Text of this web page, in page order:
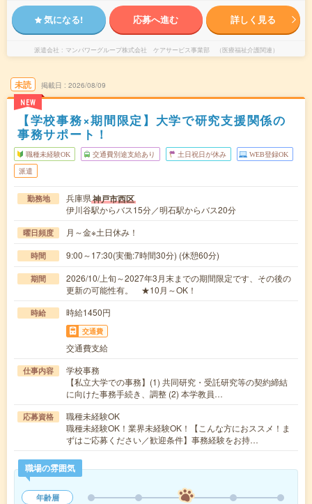
気になる! 応募へ進む 詳しく見る
派遣会社 マンパワーグループ株式会社 ケアサービス事業部 （医療福祉介護関連）
未読
NEW
掲載日 2026/08/09
【学校事務×期間限定】大学で研究支援関係の
事務サポート！
職種未経験OK 交通費別途支給あり 土日祝日が休み WEB登録OK
派遣
勤務地 兵庫県神戸市西区
伊川谷駅からバス15分／明石駅からバス20分
曜日頻度 月～金※土日休み！
時間 9:00～17:30(実働:7時間30分) (休憩60分)
期間
2026/10/上旬～2027年3月末までの期間限定です、その後の
更新の可能性有。 ★10月～OK！
時給 時給1450円
交通費
交通費支給
仕事内容
学校事務
【私立大学での事務】(1) 共同研究・受託研究等の契約締結
に向けた事務手続き、調整 (2) 本学教員…
応募資格
職種未経験OK
職種未経験OK！業界未経験OK！【こんな方におススメ！ま
ずはご応募ください／歓迎条件】事務経験をお持…
職場の雰囲気
年齢層